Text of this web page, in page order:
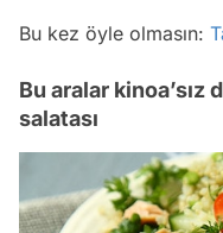
Bu kez öyle olmasın:
Bu aralar kinoa’sız
salatası